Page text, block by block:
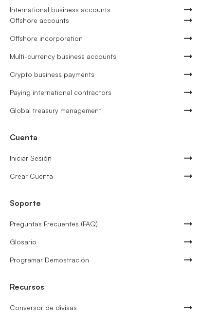
International business accounts
Offshore accounts
Offshore incorporation
Multi-currency business accounts
Crypto business payments
Paying international contractors
Global treasury management
Cuenta
Iniciar Sesión
Crear Cuenta
Soporte
Preguntas Frecuentes (FAQ)
Glosario
Programar Demostración
Recursos
Conversor de divisas